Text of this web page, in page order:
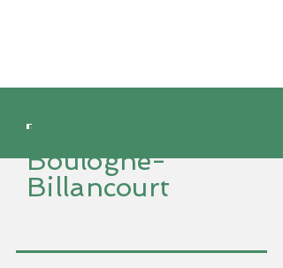
Patrimoine de
Boulogne-
Billancourt